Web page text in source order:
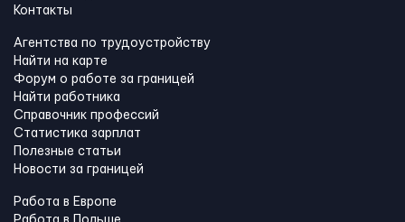
Контакты
Агентства по трудоустройству
Найти на карте
Форум о работе за границей
Найти работника
Справочник профессий
Статистика зарплат
Полезные статьи
Новости за границей
Работа в Европе